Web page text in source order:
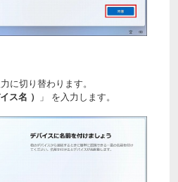
に切り替わります。
ス名 ） 」 を入力します。